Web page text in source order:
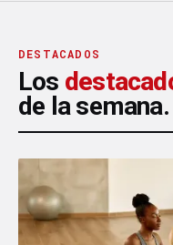
DESTACADOS
Los
de la semana.